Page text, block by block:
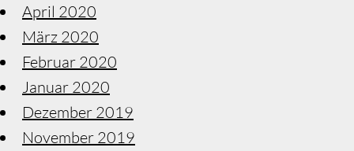
April 2020
März 2020
Februar 2020
Januar 2020
Dezember 2019
November 2019